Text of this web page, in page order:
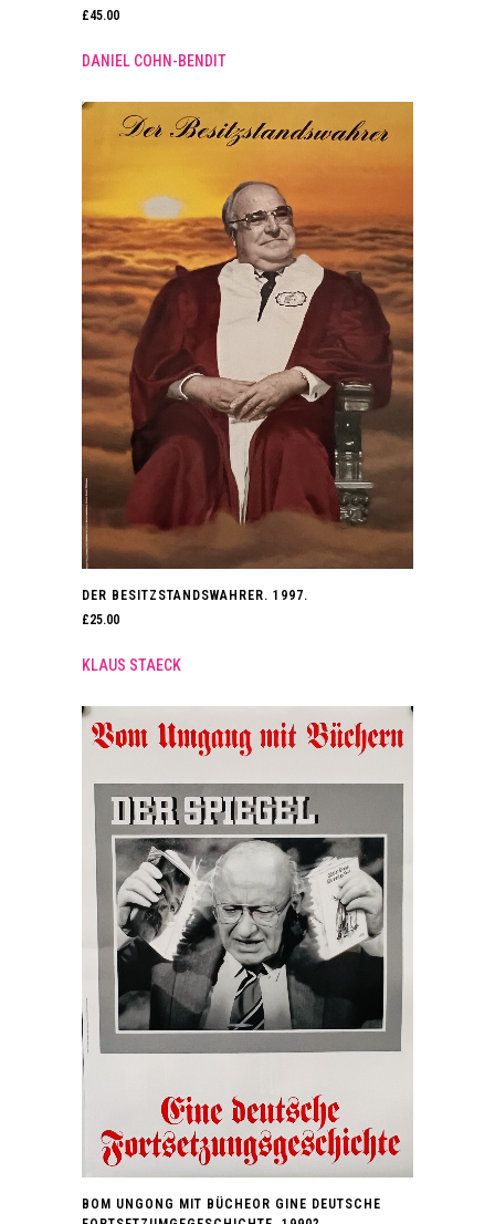
£45.00
DANIEL COHN-BENDIT
DER BESITZSTANDSWAHRER. 1997.
£25.00
KLAUS STAECK
BOM UNGONG MIT BÜCHEOR GINE DEUTSCHE